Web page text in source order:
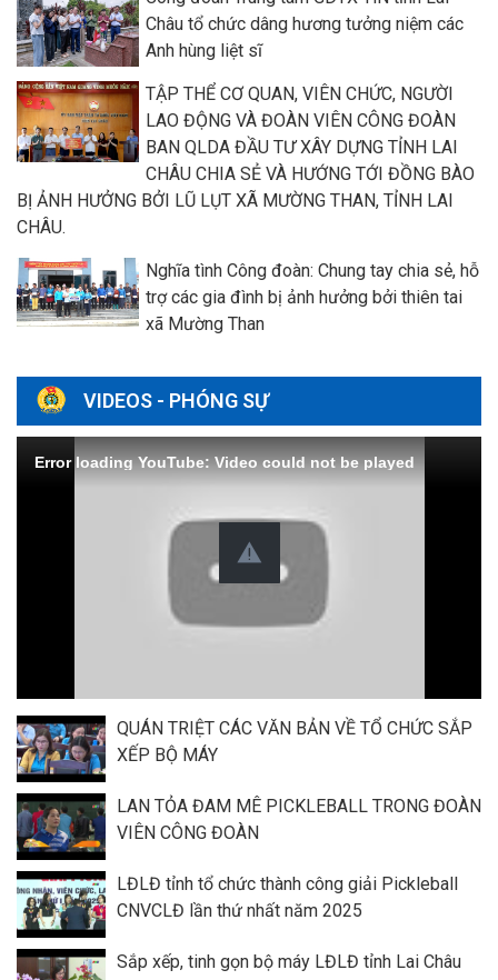
Châu tổ chức dâng hương tưởng niệm các
Anh hùng liệt sĩ
TẬP THỂ CƠ QUAN, VIÊN CHỨC, NGƯỜI
LAO ĐỘNG VÀ ĐOÀN VIÊN CÔNG ĐOÀN
BAN QLDA ĐẦU TƯ XÂY DỰNG TỈNH LAI
CHÂU CHIA SẺ VÀ HƯỚNG TỚI ĐỒNG BÀO
BỊ ẢNH HƯỞNG BỞI LŨ LỤT XÃ MƯỜNG THAN, TỈNH LAI
CHÂU.
Nghĩa tình Công đoàn: Chung tay chia sẻ, hỗ
trợ các gia đình bị ảnh hưởng bởi thiên tai
xã Mường Than
VIDEOS - PHÓNG SỰ
Error loading YouTube: Video could not be played
QUÁN TRIỆT CÁC VĂN BẢN VỀ TỔ CHỨC SẮP
XẾP BỘ MÁY
LAN TỎA ĐAM MÊ PICKLEBALL TRONG ĐOÀN
VIÊN CÔNG ĐOÀN
LĐLĐ tỉnh tổ chức thành công giải Pickleball
CNVCLĐ lần thứ nhất năm 2025
Sắp xếp, tinh gọn bộ máy LĐLĐ tỉnh Lai Châu